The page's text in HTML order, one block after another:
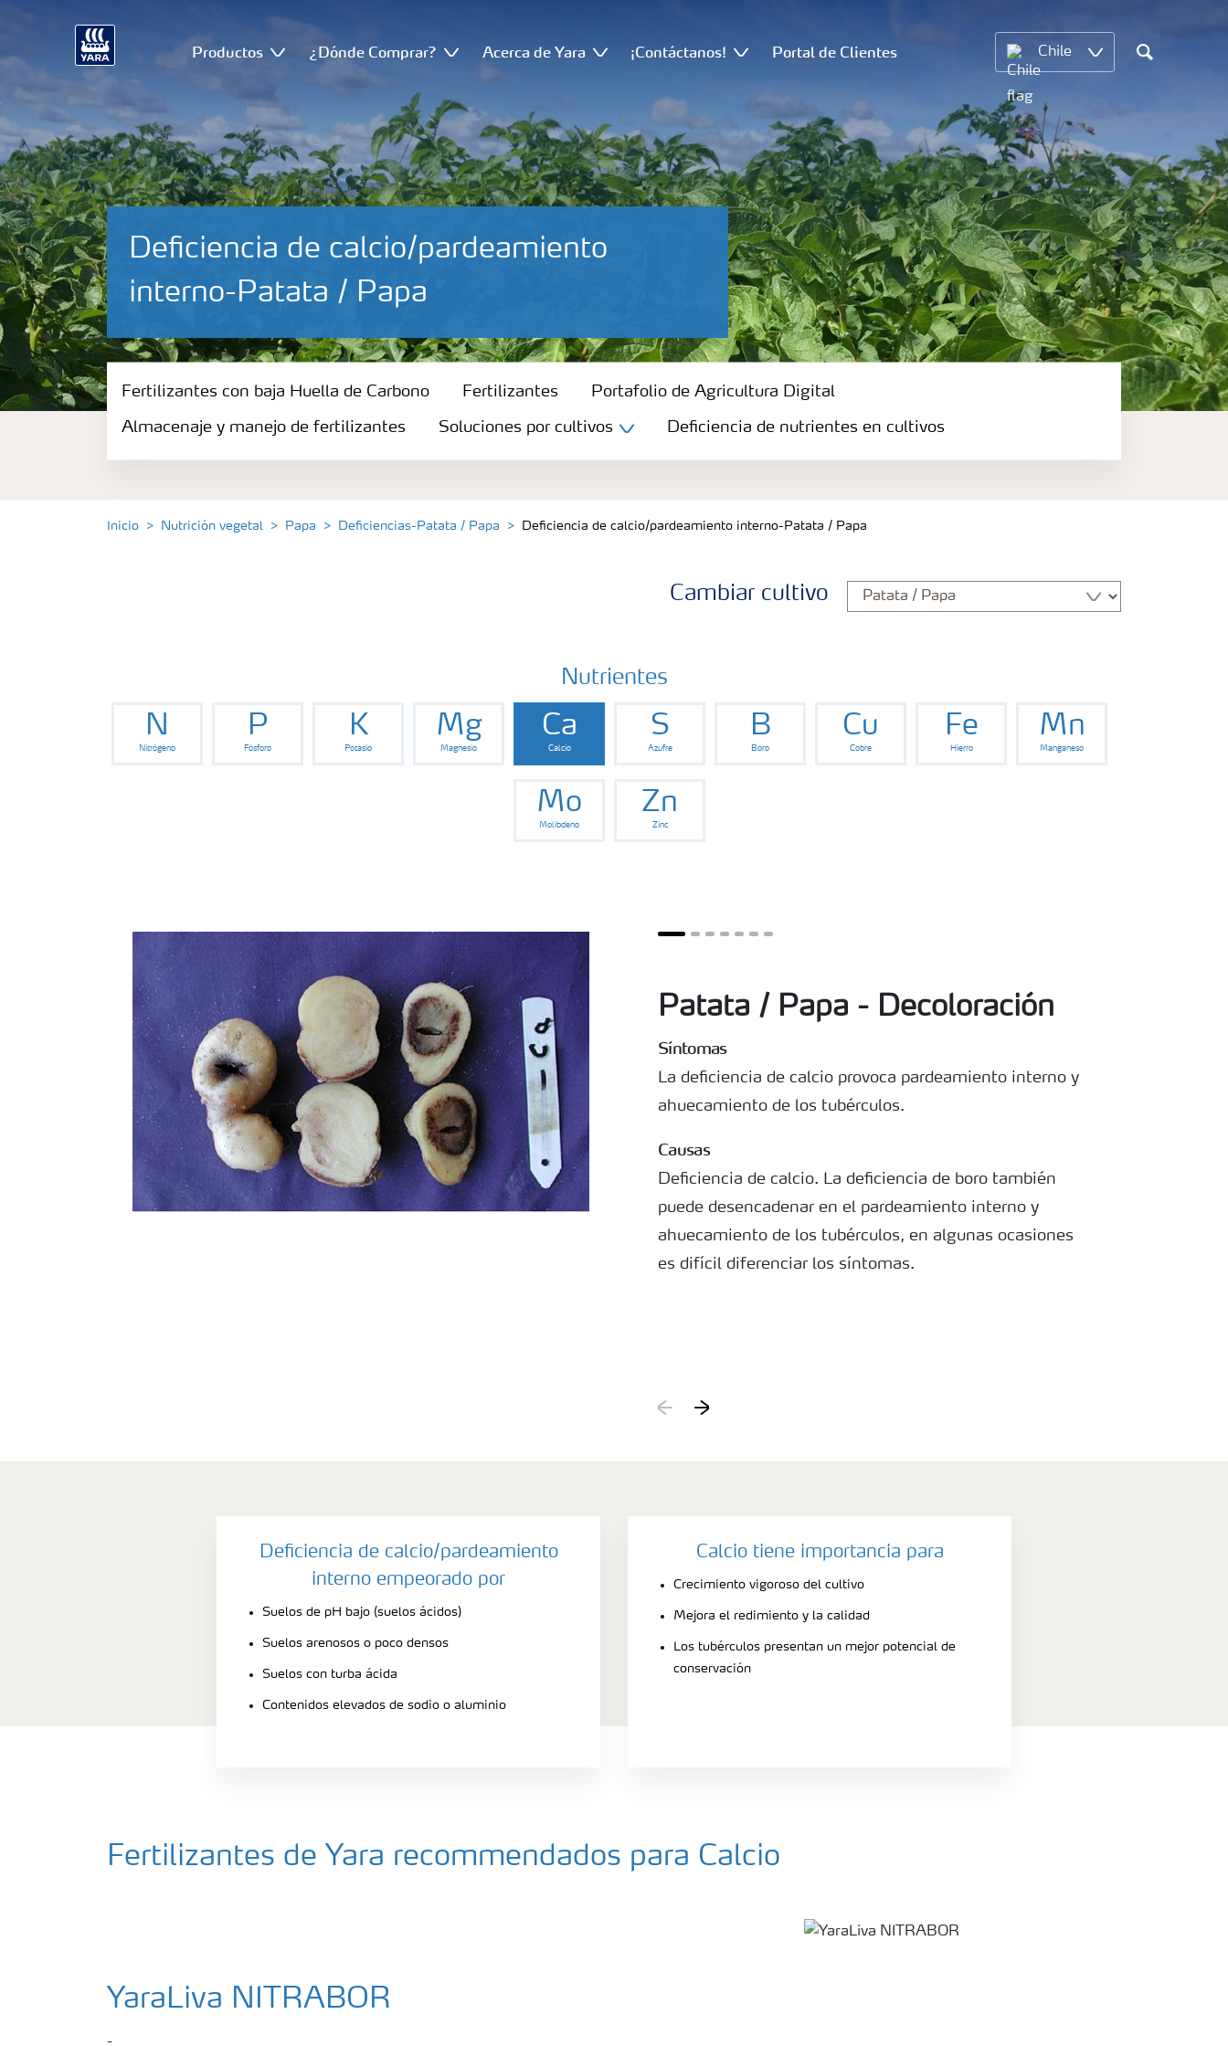
Productos ¿Dónde Comprar? Acerca de Yara ¡Contáctanos! Portal de Clientes Chile
Search
Deficiencia de calcio/pardeamiento
interno-Patata / Papa
Fertilizantes con baja Huella de Carbono
Fertilizantes
Fertilizantes con baja Huella de Carbono Fertilizantes Portafolio de Agricultura Digital
Almacenaje y manejo de fertilizantes Soluciones por cultivos Deficiencia de nutrientes en cultivos
Inicio Nutrición vegetal Papa Deficiencias-Patata / Papa Deficiencia de calcio/pardeamiento interno-Patata / Papa
Cambiar cultivo
Nutrientes
N
Nitrógeno
P
Fósforo
K
Potasio
Mg
Magnesio
Ca
Calcio
S
Azufre
B
Boro
Cu
Cobre
Fe
Hierro
Mn
Manganeso
Mo
Molibdeno
Zn
Zinc
Patata / Papa - Decoloración
Síntomas
La deficiencia de calcio provoca pardeamiento interno y
ahuecamiento de los tubérculos.
Causas
Deficiencia de calcio. La deficiencia de boro también
puede desencadenar en el pardeamiento interno y
ahuecamiento de los tubérculos, en algunas ocasiones
es difícil diferenciar los síntomas.
Deficiencia de calcio/pardeamiento
interno empeorado por
Suelos de pH bajo (suelos ácidos)
Suelos arenosos o poco densos
Suelos con turba ácida
Contenidos elevados de sodio o aluminio
Calcio tiene importancia para
Crecimiento vigoroso del cultivo
Mejora el redimiento y la calidad
Los tubérculos presentan un mejor potencial de
conservación
Fertilizantes de Yara recommendados para Calcio
YaraLiva NITRABOR
-